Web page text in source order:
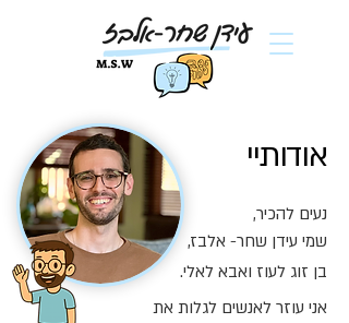
אודותיי
נעים להכיר,
שמי עידן שחר- אלבז,
בן זוג לעוז ואבא לאלי.
אני עוזר לאנשים לגלות את